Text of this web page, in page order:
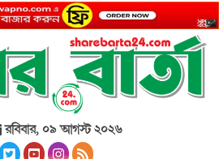
রবিবার, ০৯ আগস্ট ২০২৬